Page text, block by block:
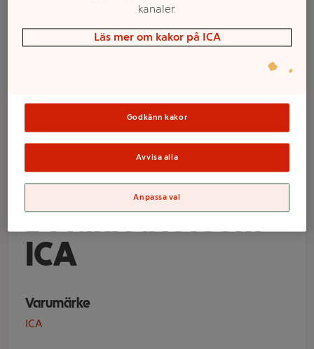
Rumsspray
Botanic blossom
ICA
Varumärke
ICA
Sortimentet kan variera mellan butikerna
kanaler.
Läs mer om kakor på ICA
Godkänn kakor
Avvisa alla
Anpassa val